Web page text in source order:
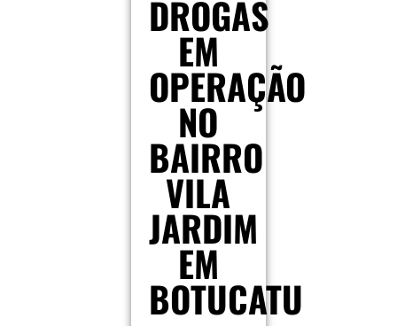
DROGAS
EM
OPERAÇÃO
NO
BAIRRO
VILA
JARDIM
EM
BOTUCATU